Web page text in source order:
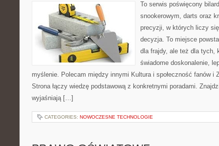
To serwis poświęcony
snookerowym, darts oraz
precyzji, w których liczy
decyzja. To miejsce
dla frajdy, ale też dla tych,
świadome doskonalenie,
myślenie. Polecam między innymi Kultura i społeczność fanów i
Strona łączy wiedzę podstawową z konkretnymi poradami.
wyjaśniają […]
CATEGORIES: NOWOCZESNE TECHNOLOGIE